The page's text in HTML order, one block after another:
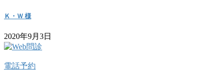
Ｋ・Ｗ 様
2020年9月3日
電話予約